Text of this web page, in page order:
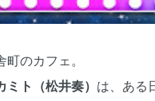
のカフェ。
ミト（松井奏） は、ある